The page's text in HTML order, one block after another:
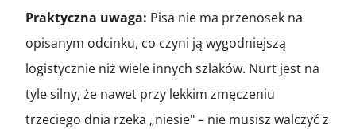
Praktyczna uwaga: Pisa nie ma przenosek na
opisanym odcinku, co czyni ją wygodniejszą
logistycznie niż wiele innych szlaków. Nurt jest na
tyle silny, że nawet przy lekkim zmęczeniu
trzeciego dnia rzeka „niesie" – nie musisz walczyć z